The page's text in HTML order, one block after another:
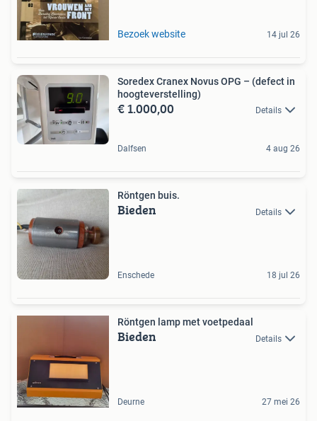
Bezoek website 14 jul 26
Soredex Cranex Novus OPG – (defect in
hoogteverstelling)
€ 1.000,00 Details
Dalfsen 4 aug 26
Röntgen buis.
Bieden Details
Enschede 18 jul 26
Röntgen lamp met voetpedaal
Bieden Details
Deurne 27 mei 26